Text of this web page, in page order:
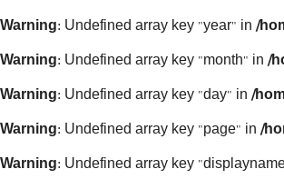
Warning: Undefined array key "year" in /
Warning: Undefined array key "month" in /
Warning: Undefined array key "day" in /
Warning: Undefined array key "page" in /
Warning: Undefined array key